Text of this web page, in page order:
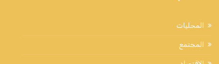
المحليات
المجتمع